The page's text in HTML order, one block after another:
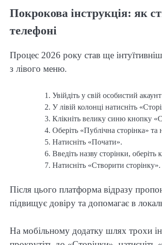
Покрокова інструкція: як
телефоні
Процес 2026 року став ще
з лівого меню.
Увійдіть у свій особистий
У лівій колонці натисніть
Клікніть велику синю кнопку
Оберіть «Публічна сторінка» та
Натисніть «Почати».
Введіть назву сторінки, оберіть
Натисніть «Створити сторінку».
Після цього платформа відразу
підвищує довіру та допомагає в
На мобільному додатку шлях трохи